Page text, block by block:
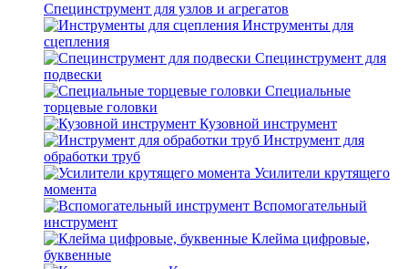
Специнструмент для узлов и агрегатов
Инструменты для
сцепления
Специнструмент для
подвески
Специальные
торцевые головки
Кузовной инструмент
Инструмент для
обработки труб
Усилители крутящего
момента
Вспомогательный
инструмент
Клейма цифровые,
буквенные